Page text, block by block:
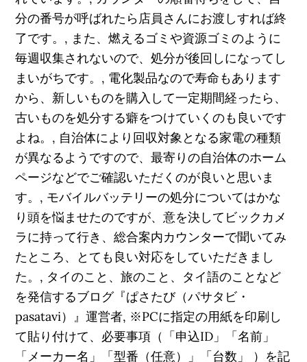
分の番号が呼ばれたら店員さんにお渡しすれば終
了です。, また、燃えるゴミや資源ゴミのように
毎週収集されないので、処分が後回しになってし
まいがちです。, 電化製品なので寿命もあります
から、新しいものを購入して一定期間経ったら、
古いものを処分する癖をつけていくのも良いです
よね。, 自治体により回収対象となる家電の種類
が異なるようですので、最寄りの自治体のホーム
ページなどでご確認いただくのが良いと思いま
す。, モバイルバッテリーの処分についてはかな
り頭を悩ませたのですが、意を決してビックカメ
ラに持って行き、総合案内カウンターで聞いてみ
たところ、とても良い対応をしていただきまし
た。, タイのこと、旅のこと、タイ語のことなど
を発信するブログ『ぱさたび（パサタビ・
pasatavi）』運営者, ※PCに指定の用紙を印刷し
て貼り付けて、必要事項（「申込ID」「名前」
「メーカー名」「型番（任意）」「台数」 ）を記